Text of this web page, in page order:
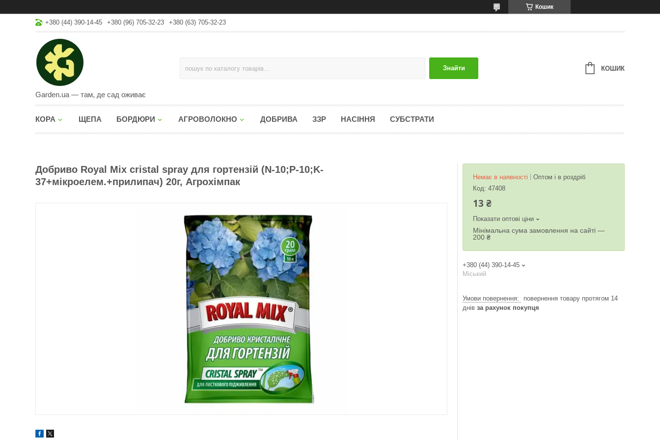
Кошик
+380 (44) 390-14-45 +380 (96) 705-32-23 +380 (63) 705-32-23
Garden.ua — там, де сад оживає
Знайти КОШИК
КОРА ЩЕПА БОРДЮРИ АГРОВОЛОКНО ДОБРИВА ЗЗР НАСІННЯ СУБСТРАТИ
Добриво Royal Mix cristal spray для гортензій (N-10;P-10;K-
37+мікроелем.+прилипач) 20г, Агрохімпак
Немає в наявності
Оптом і в роздріб
Код: 47408
13 ₴
Показати оптові ціни
Мінімальна сума замовлення на сайті —
200 ₴
+380 (44) 390-14-45
Міський
повернення товару протягом 14
днів за рахунок покупця